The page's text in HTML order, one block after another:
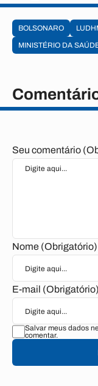
BOLSONARO
MINISTÉRIO DA
Seu comentário
Nome (Obrigatório)
E-mail (Obrigatório)
Salvar meus dados
comentar.